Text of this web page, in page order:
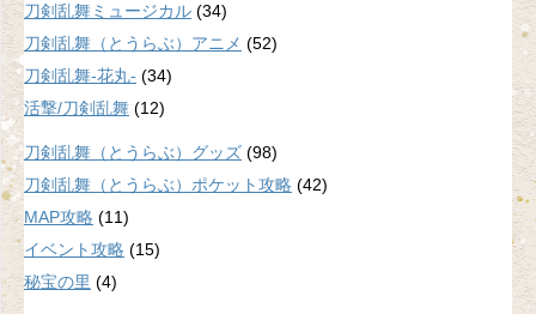
刀剣乱舞ミュージカル (34)
刀剣乱舞（とうらぶ）アニメ (52)
刀剣乱舞-花丸- (34)
活撃/刀剣乱舞 (12)
刀剣乱舞（とうらぶ）グッズ (98)
刀剣乱舞（とうらぶ）ポケット攻略 (42)
MAP攻略 (11)
イベント攻略 (15)
秘宝の里 (4)